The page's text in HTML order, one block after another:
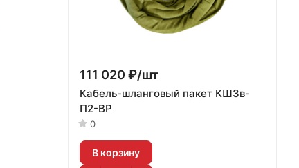
111 020 ₽/шт
Кабель-шланговый пакет КШ3в-
П2-ВР
0
В корзину